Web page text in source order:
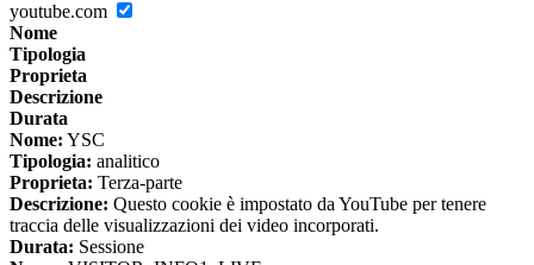
youtube.com
Nome
Tipologia
Proprieta
Descrizione
Durata
Nome: YSC
Tipologia: analitico
Proprieta: Terza-parte
Descrizione: Questo cookie è impostato da YouTube per tenere
traccia delle visualizzazioni dei video incorporati.
Durata: Sessione